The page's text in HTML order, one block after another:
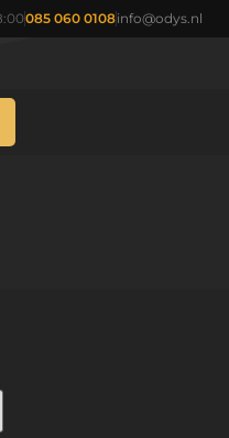
085 060 0108info@odys.nl